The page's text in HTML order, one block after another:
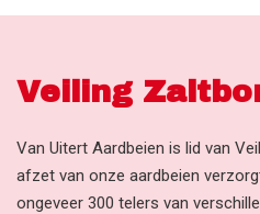
Veiling
Van Uitert Aardbeien is lid van
afzet van onze aardbeien
ongeveer 300 telers van